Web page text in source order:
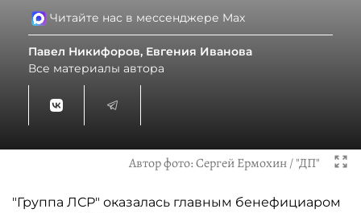
Читайте нас в мессенджере Max
Павел Никифоров, Евгения Иванова
Все материалы автора
Автор фото:Сергей Ермохин / "ДП"
"Группа ЛСР" оказалась главным бенефициаром